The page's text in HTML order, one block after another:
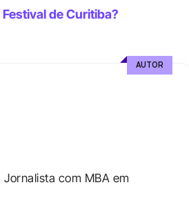
de Curitiba?
com MBA em
AUTOR